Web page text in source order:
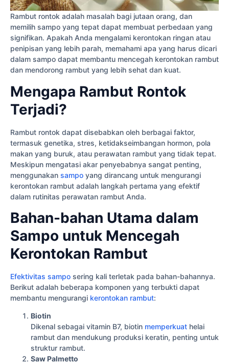
Rambut rontok adalah masalah bagi jutaan orang, dan
memilih sampo yang tepat dapat membuat perbedaan yang
signifikan. Apakah Anda mengalami kerontokan ringan atau
penipisan yang lebih parah, memahami apa yang harus dicari
dalam sampo dapat membantu mencegah kerontokan rambut
dan mendorong rambut yang lebih sehat dan kuat.
Mengapa Rambut Rontok
Terjadi?
Rambut rontok dapat disebabkan oleh berbagai faktor,
termasuk genetika, stres, ketidakseimbangan hormon, pola
makan yang buruk, atau perawatan rambut yang tidak tepat.
Meskipun mengatasi akar penyebabnya sangat penting,
menggunakan sampo yang dirancang untuk mengurangi
kerontokan rambut adalah langkah pertama yang efektif
dalam rutinitas perawatan rambut Anda.
Bahan-bahan Utama dalam
Sampo untuk Mencegah
Kerontokan Rambut
Efektivitas sampo sering kali terletak pada bahan-bahannya.
Berikut adalah beberapa komponen yang terbukti dapat
membantu mengurangi kerontokan rambut:
Biotin
Dikenal sebagai vitamin B7, biotin memperkuat helai
rambut dan mendukung produksi keratin, penting untuk
struktur rambut.
Saw Palmetto